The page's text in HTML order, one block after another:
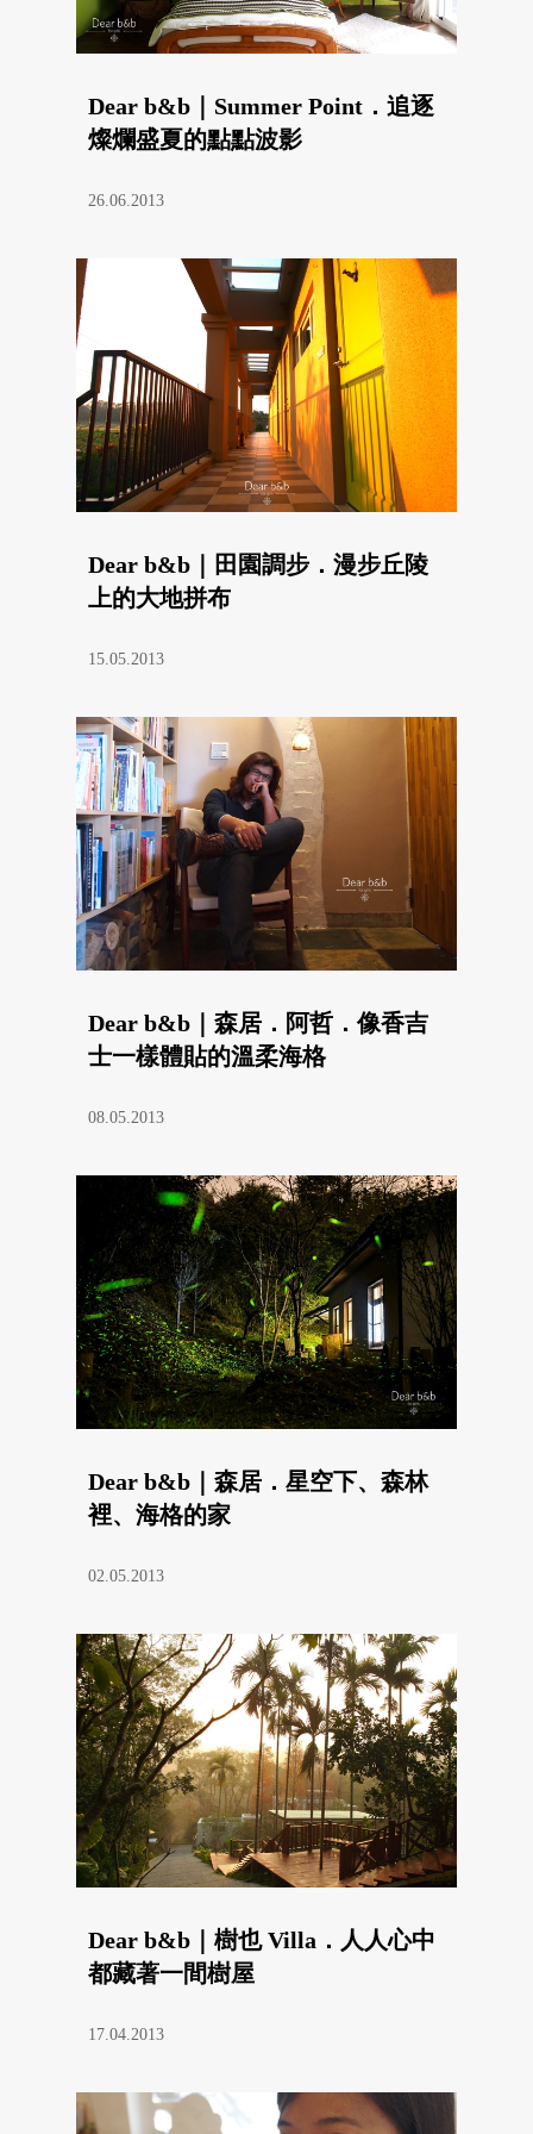
Dear b&b｜Summer Point．追逐
燦爛盛夏的點點波影
26.06.2013
Dear b&b｜田園調步．漫步丘陵
上的大地拼布
15.05.2013
Dear b&b｜森居．阿哲．像香吉
士一樣體貼的溫柔海格
08.05.2013
Dear b&b｜森居．星空下、森林
裡、海格的家
02.05.2013
Dear b&b｜樹也 Villa．人人心中
都藏著一間樹屋
17.04.2013